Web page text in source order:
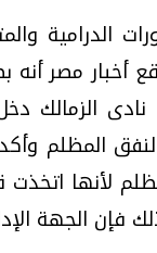
الدرامية
أخبار مصر
الزمالك
المظلم
لأنها اتخذت
فإن الجهة